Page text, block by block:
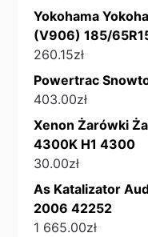
Yokohama
(V906) 185/
260.15zł
Powertrac
403.00zł
Xenon Żarówki
4300K H1 4300
30.00zł
As Katalizator
2006 42252
1 665.00zł